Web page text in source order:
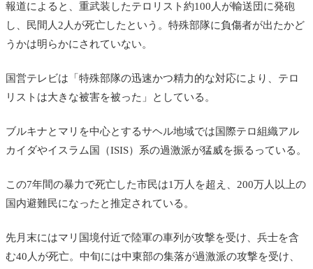
報道によると、重武装したテロリスト約100人が輸送団に発砲
し、民間人2人が死亡したという。特殊部隊に負傷者が出たかど
うかは明らかにされていない。
国営テレビは「特殊部隊の迅速かつ精力的な対応により、テロ
リストは大きな被害を被った」としている。
ブルキナとマリを中心とするサヘル地域では国際テロ組織アル
カイダやイスラム国（ISIS）系の過激派が猛威を振るっている。
この7年間の暴力で死亡した市民は1万人を超え、200万人以上の
国内避難民になったと推定されている。
先月末にはマリ国境付近で陸軍の車列が攻撃を受け、兵士を含
む40人が死亡。 中旬には中東部の集落が過激派の攻撃を受け、